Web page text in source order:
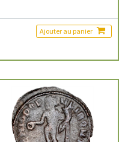
Ajouter au panier